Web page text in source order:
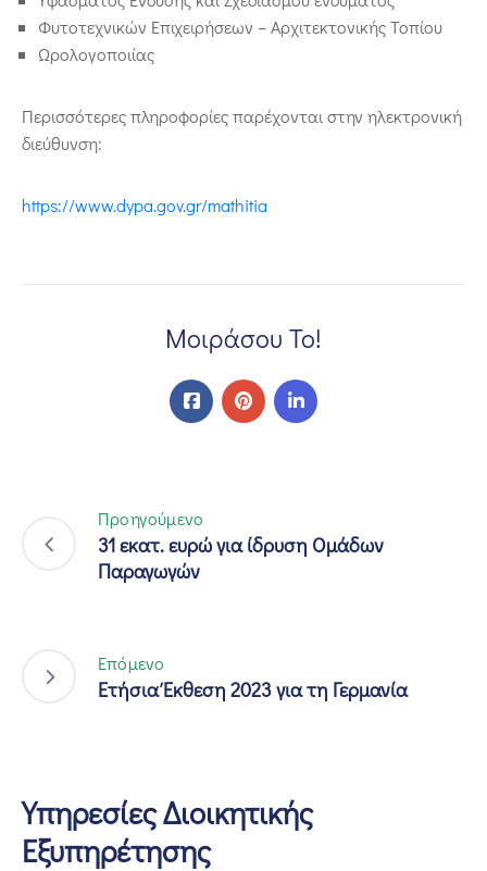
Φυτοτεχνικών Επιχειρήσεων – Αρχιτεκτονικής Τοπίου
Ωρολογοποιίας
Περισσότερες πληροφορίες παρέχονται στην ηλεκτρονική
διεύθυνση:
https://www.dypa.gov.gr/mathitia
Μοιράσου Το!
Προηγούμενο
31 εκατ. ευρώ για ίδρυση Ομάδων
Παραγωγών
Επόμενο
Ετήσια Έκθεση 2023 για τη Γερμανία
Υπηρεσίες Διοικητικής
Εξυπηρέτησης